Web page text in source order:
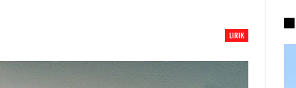
LIRIK